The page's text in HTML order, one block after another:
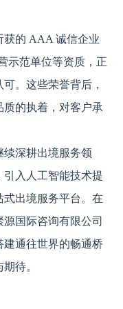
获的 AAA 诚信企业
示范单位等资质，正
。这些荣誉背后，
的执着，对客户承
续深耕出境服务领
入人工智能技术提
出境服务平台。在
国际咨询有限公司
通往世界的畅通桥
待。